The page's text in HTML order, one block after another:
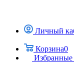
Личный
Корзина0
Избранные